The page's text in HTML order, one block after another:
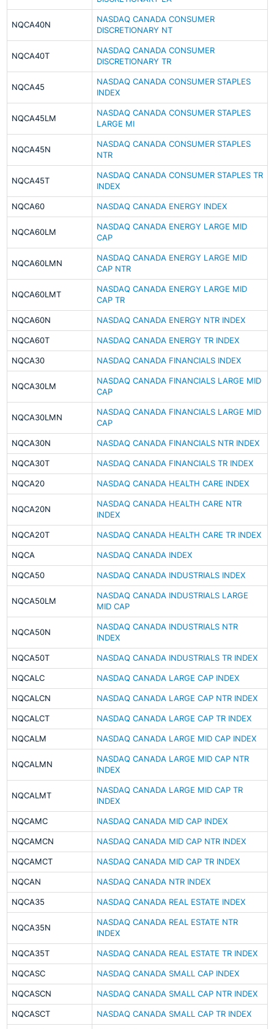
NQCA40N
NASDAQ CANADA CONSUMER
DISCRETIONARY NT
NQCA40T
NASDAQ CANADA CONSUMER
DISCRETIONARY TR
NQCA45
NASDAQ CANADA CONSUMER STAPLES
INDEX
NQCA45LM
NASDAQ CANADA CONSUMER STAPLES
LARGE MI
NQCA45N
NASDAQ CANADA CONSUMER STAPLES
NTR
NQCA45T
NASDAQ CANADA CONSUMER STAPLES TR
INDEX
NQCA60 NASDAQ CANADA ENERGY INDEX
NQCA60LM
NASDAQ CANADA ENERGY LARGE MID
CAP
NQCA60LMN
NASDAQ CANADA ENERGY LARGE MID
CAP NTR
NQCA60LMT
NASDAQ CANADA ENERGY LARGE MID
CAP TR
NQCA60N NASDAQ CANADA ENERGY NTR INDEX
NQCA60T NASDAQ CANADA ENERGY TR INDEX
NQCA30 NASDAQ CANADA FINANCIALS INDEX
NQCA30LM
NASDAQ CANADA FINANCIALS LARGE MID
CAP
NQCA30LMN
NASDAQ CANADA FINANCIALS LARGE MID
CAP
NQCA30N NASDAQ CANADA FINANCIALS NTR INDEX
NQCA30T NASDAQ CANADA FINANCIALS TR INDEX
NQCA20 NASDAQ CANADA HEALTH CARE INDEX
NQCA20N
NASDAQ CANADA HEALTH CARE NTR
INDEX
NQCA20T NASDAQ CANADA HEALTH CARE TR INDEX
NQCA NASDAQ CANADA INDEX
NQCA50 NASDAQ CANADA INDUSTRIALS INDEX
NQCA50LM
NASDAQ CANADA INDUSTRIALS LARGE
MID CAP
NQCA50N
NASDAQ CANADA INDUSTRIALS NTR
INDEX
NQCA50T NASDAQ CANADA INDUSTRIALS TR INDEX
NQCALC NASDAQ CANADA LARGE CAP INDEX
NQCALCN NASDAQ CANADA LARGE CAP NTR INDEX
NQCALCT NASDAQ CANADA LARGE CAP TR INDEX
NQCALM NASDAQ CANADA LARGE MID CAP INDEX
NQCALMN
NASDAQ CANADA LARGE MID CAP NTR
INDEX
NQCALMT
NASDAQ CANADA LARGE MID CAP TR
INDEX
NQCAMC NASDAQ CANADA MID CAP INDEX
NQCAMCN NASDAQ CANADA MID CAP NTR INDEX
NQCAMCT NASDAQ CANADA MID CAP TR INDEX
NQCAN NASDAQ CANADA NTR INDEX
NQCA35 NASDAQ CANADA REAL ESTATE INDEX
NQCA35N
NASDAQ CANADA REAL ESTATE NTR
INDEX
NQCA35T NASDAQ CANADA REAL ESTATE TR INDEX
NQCASC NASDAQ CANADA SMALL CAP INDEX
NQCASCN NASDAQ CANADA SMALL CAP NTR INDEX
NQCASCT NASDAQ CANADA SMALL CAP TR INDEX